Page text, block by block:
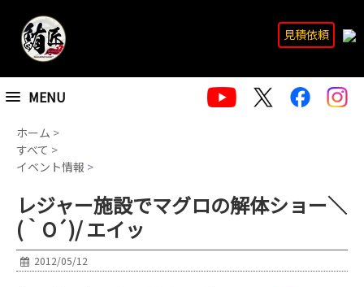
MENU
見積依頼
ホーム >
すべて >
イベント情報 >
レジャー施設でマグロの解体ショー＼
(｀O´)/ エイッ
2012/05/12